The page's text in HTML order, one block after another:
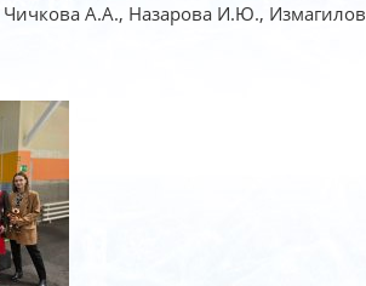
Чичкова А.А., Назарова И.Ю., Измагилов